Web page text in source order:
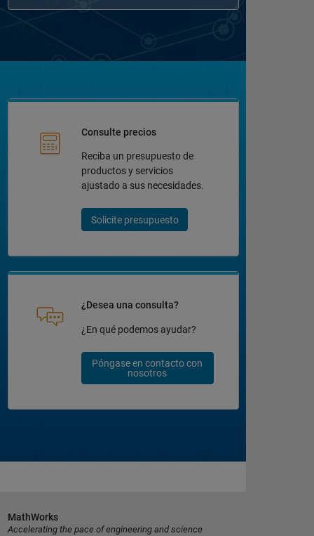
Consulte precios
Reciba un presupuesto de
productos y servicios
ajustado a sus necesidades.
Solicite presupuesto
¿Desea una consulta?
¿En qué podemos ayudar?
Póngase en contacto con
nosotros
MathWorks
Accelerating the pace of engineering and science